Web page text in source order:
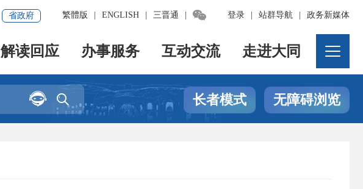
登录 站群导航 政务新媒体
繁體版 ENGLISH 三晋通 
省政府
解读回应 办事服务 互动交流 走进大同

 长者模式 无障碍浏览